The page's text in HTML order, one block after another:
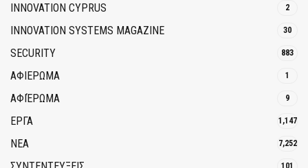
INNOVATION CYPRUS 2
INNOVATION SYSTEMS MAGAZINE 30
SECURITY 883
ΑΦΙΕΡΩΜΑ 1
ΑΦΙΈΡΩΜΑ 9
ΕΡΓΑ 1,147
ΝΕΑ 7,252
101